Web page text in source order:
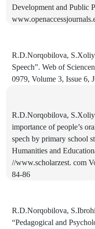
Development and Public
R.D.Norqobilova,
Speech”. Web of
0979, Volume 3, Issue 6,
R.D.Norqobilova,
importance of people’s
spech by primary school
Humanities and
//www.scholarzest. com
84-86
R.D.Norqobilova,
“Pedagogical and